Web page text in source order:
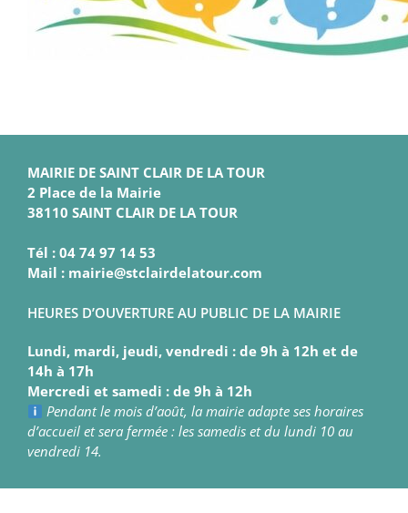
MAIRIE DE SAINT CLAIR DE LA TOUR
2 Place de la Mairie
38110 SAINT CLAIR DE LA TOUR
Tél : 04 74 97 14 53
Mail : mairie@stclairdelatour.com
HEURES D’OUVERTURE AU PUBLIC DE LA MAIRIE
Lundi, mardi, jeudi, vendredi : de 9h à 12h et de
14h à 17h
Mercredi et samedi : de 9h à 12h
Pendant le mois d’août, la mairie adapte ses horaires
d’accueil et sera fermée : les samedis et du lundi 10 au
vendredi 14.